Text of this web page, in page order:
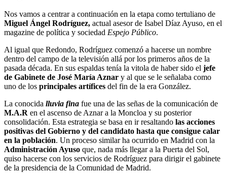
Nos vamos a centrar a continuación en la etapa como tertuliano de
Miguel Ángel Rodríguez, actual asesor de Isabel Díaz Ayuso, en el
magazine de política y sociedad Espejo Público.
Al igual que Redondo, Rodríguez comenzó a hacerse un nombre
dentro del campo de la televisión allá por los primeros años de la
pasada década. En sus espaldas tenía la vitola de haber sido el jefe
de Gabinete de José María Aznar y al que se le señalaba como
uno de los principales artífices del fin de la era González.
La conocida lluvia fina fue una de las señas de la comunicación de
M.A.R en el ascenso de Aznar a la Moncloa y su posterior
consolidación. Esta estrategia se basa en ir resaltando las acciones
positivas del Gobierno y del candidato hasta que consigue calar
en la población. Un proceso similar ha ocurrido en Madrid con la
Administración Ayuso que, nada más llegar a la Puerta del Sol,
quiso hacerse con los servicios de Rodríguez para dirigir el gabinete
de la presidencia de la Comunidad de Madrid.